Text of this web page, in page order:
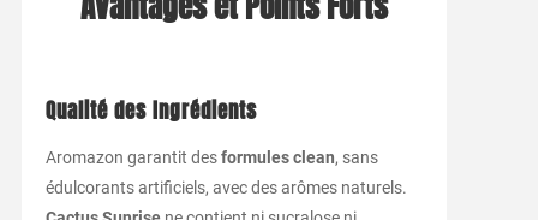
Qualité des Ingrédients
Aromazon garantit desformules clean, sans
édulcorants artificiels, avec des arômes naturels.